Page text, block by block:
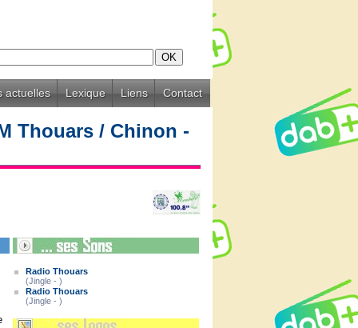
actuelles Lexique Liens Contact
Thouars / Chinon -
Radio Thouars
(Jingle - )
Radio Thouars
(Jingle - )